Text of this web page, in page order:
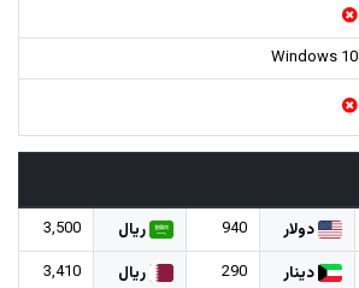
Windows 10
دولار 940 ريال
3,500
دينار 290 ريال
3,410